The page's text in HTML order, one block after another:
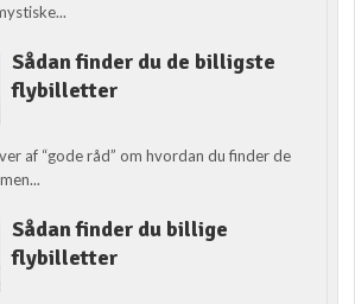
Sådan finder du de billigste
flybilletter
af “gode råd” om hvordan du finder de
Sådan finder du billige
flybilletter